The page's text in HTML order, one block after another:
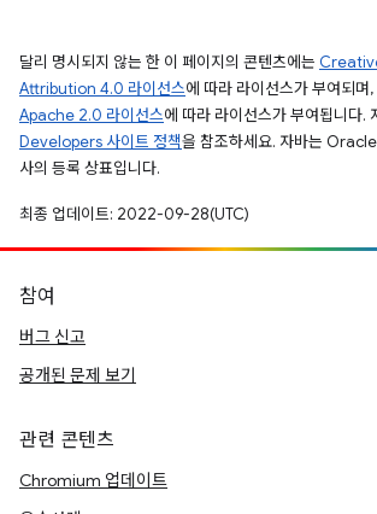
달리 명시되지 않는 한 이 페이지의 콘텐츠에는
Attribution 4.0 라이선스에 따라 라이선스가 부여되며
Apache 2.0 라이선스에 따라 라이선스가 부여됩니다.
Developers 사이트 정책을 참조하세요. 자바는
사의 등록 상표입니다.
최종 업데이트: 2022-09-28(UTC)
참여
버그 신고
공개된 문제 보기
관련 콘텐츠
Chromium 업데이트